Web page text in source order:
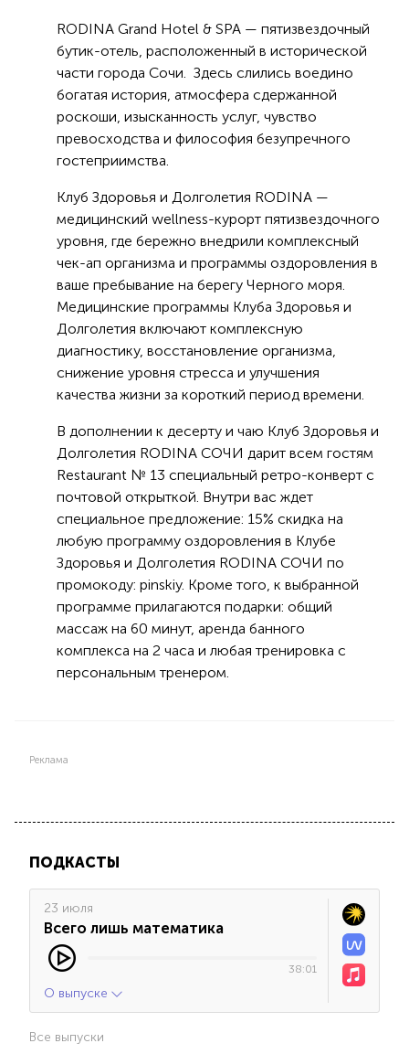
RODINA Grand Hotel & SPA — пятизвездочный
бутик-отель, расположенный в исторической
части города Сочи. Здесь слились воедино
богатая история, атмосфера сдержанной
роскоши, изысканность услуг, чувство
превосходства и философия безупречного
гостеприимства.
Клуб Здоровья и Долголетия RODINA —
медицинский wellness-курорт пятизвездочного
уровня, где бережно внедрили комплексный
чек-ап организма и программы оздоровления в
ваше пребывание на берегу Черного моря.
Медицинские программы Клуба Здоровья и
Долголетия включают комплексную
диагностику, восстановление организма,
снижение уровня стресса и улучшения
качества жизни за короткий период времени.
В дополнении к десерту и чаю Клуб Здоровья и
Долголетия RODINA СОЧИ дарит всем гостям
Restaurant № 13 специальный ретро-конверт с
почтовой открыткой. Внутри вас ждет
специальное предложение: 15% скидка на
любую программу оздоровления в Клубе
Здоровья и Долголетия RODINA СОЧИ по
промокоду: pinskiy. Кроме того, к выбранной
программе прилагаются подарки: общий
массаж на 60 минут, аренда банного
комплекса на 2 часа и любая тренировка с
персональным тренером.
Реклама
ПОДКАСТЫ
23 июля
Всего лишь математика
38:01
О выпуске
Все выпуски